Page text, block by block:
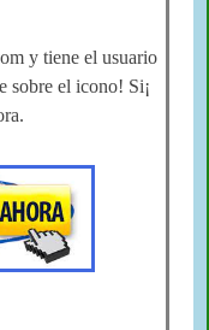
y tiene el usuario
sobre el icono! Si¡